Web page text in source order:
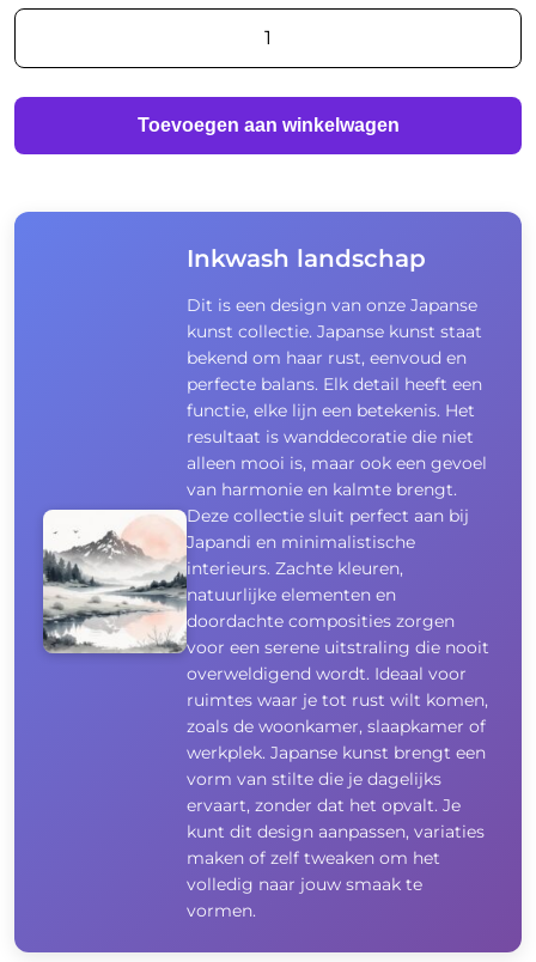
Inkwash
landschap
Toevoegen aan winkelwagen
Inkwash landschap
Dit is een design van onze Japanse
kunst collectie. Japanse kunst staat
bekend om haar rust, eenvoud en
perfecte balans. Elk detail heeft een
functie, elke lijn een betekenis. Het
resultaat is wanddecoratie die niet
alleen mooi is, maar ook een gevoel
van harmonie en kalmte brengt.
Deze collectie sluit perfect aan bij
Japandi en minimalistische
interieurs. Zachte kleuren,
natuurlijke elementen en
doordachte composities zorgen
voor een serene uitstraling die nooit
overweldigend wordt. Ideaal voor
ruimtes waar je tot rust wilt komen,
zoals de woonkamer, slaapkamer of
werkplek. Japanse kunst brengt een
vorm van stilte die je dagelijks
ervaart, zonder dat het opvalt. Je
kunt dit design aanpassen, variaties
maken of zelf tweaken om het
volledig naar jouw smaak te
vormen.